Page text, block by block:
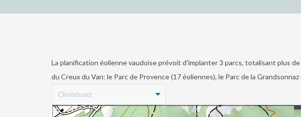
La planification éolienne vaudoise prévoit d'implanter 3 parcs, totalisant plus
du Creux du Van: le Parc de Provence (17 éoliennes), le Parc de la